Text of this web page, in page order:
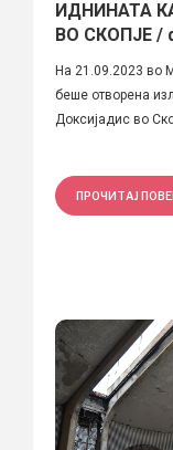
ИДНИНАТА
ВО СКОПЈЕ /
На 21.09.2023 во
беше отворена
Доксијадис во
ПРОЧИТАЈ